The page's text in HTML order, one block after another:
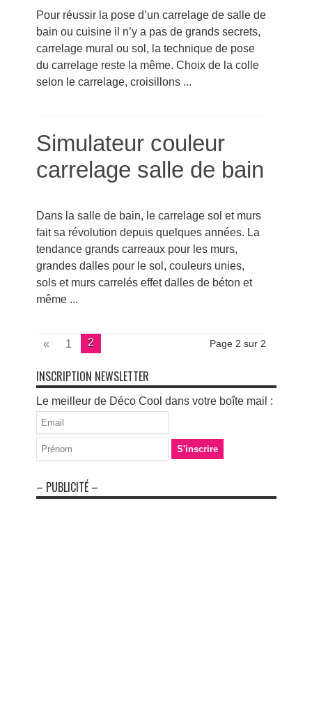
Pour réussir la pose d’un carrelage de salle de
bain ou cuisine il n’y a pas de grands secrets,
carrelage mural ou sol, la technique de pose
du carrelage reste la même. Choix de la colle
selon le carrelage, croisillons ...
Simulateur couleur
carrelage salle de bain
Dans la salle de bain, le carrelage sol et murs
fait sa révolution depuis quelques années. La
tendance grands carreaux pour les murs,
grandes dalles pour le sol, couleurs unies,
sols et murs carrelés effet dalles de béton et
même ...
Page 2 sur 2
« 1 2
INSCRIPTION NEWSLETTER
Le meilleur de Déco Cool dans votre boîte mail :
– PUBLICITÉ –